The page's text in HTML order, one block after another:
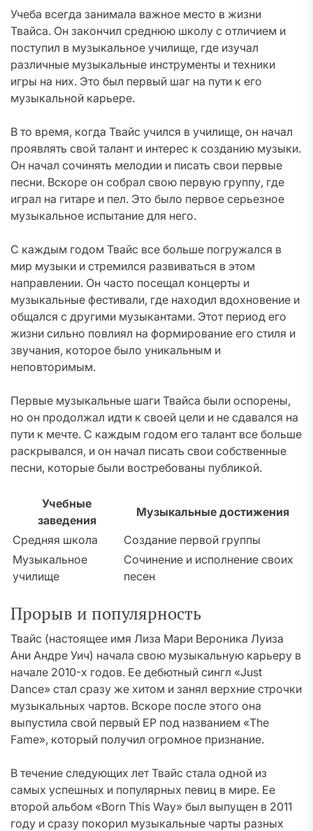
Учеба всегда занимала важное место в жизни
Твайса. Он закончил среднюю школу с отличием и
поступил в музыкальное училище, где изучал
различные музыкальные инструменты и техники
игры на них. Это был первый шаг на пути к его
музыкальной карьере.
В то время, когда Твайс учился в училище, он начал
проявлять свой талант и интерес к созданию музыки.
Он начал сочинять мелодии и писать свои первые
песни. Вскоре он собрал свою первую группу, где
играл на гитаре и пел. Это было первое серьезное
музыкальное испытание для него.
С каждым годом Твайс все больше погружался в
мир музыки и стремился развиваться в этом
направлении. Он часто посещал концерты и
музыкальные фестивали, где находил вдохновение и
общался с другими музыкантами. Этот период его
жизни сильно повлиял на формирование его стиля и
звучания, которое было уникальным и
неповторимым.
Первые музыкальные шаги Твайса были оспорены,
но он продолжал идти к своей цели и не сдавался на
пути к мечте. С каждым годом его талант все больше
раскрывался, и он начал писать свои собственные
песни, которые были востребованы публикой.
Учебные
заведения
Музыкальные достижения
Средняя школа
Создание первой группы
Музыкальное
училище
Сочинение и исполнение своих
песен
Прорыв и популярность
Твайс (настоящее имя Лиза Мари Вероника Луиза
Ани Андре Уич) начала свою музыкальную карьеру в
начале 2010-х годов. Ее дебютный сингл «Just
Dance» стал сразу же хитом и занял верхние строчки
музыкальных чартов. Вскоре после этого она
выпустила свой первый EP под названием «The
Fame», который получил огромное признание.
В течение следующих лет Твайс стала одной из
самых успешных и популярных певиц в мире. Ее
второй альбом «Born This Way» был выпущен в 2011
году и сразу покорил музыкальные чарты разных